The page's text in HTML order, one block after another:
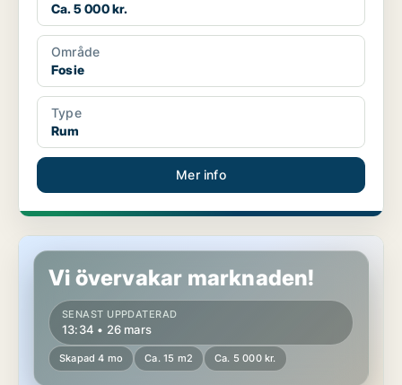
Ca. 5 000 kr.
Område
Fosie
Type
Rum
Mer info
Rum i Fosie
Vi övervakar marknaden!
SENAST UPPDATERAD
13:34 • 26 mars
Skapad 4 mo Ca. 15 m2 Ca. 5 000 kr.